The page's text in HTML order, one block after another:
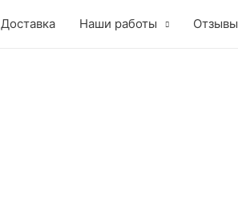
Доставка Наши работы Отзывы